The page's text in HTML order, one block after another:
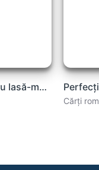
Cere-mi ce vrei sau lasă-mă-n pace! – Megan Maxwell carte .PDF
Cărți